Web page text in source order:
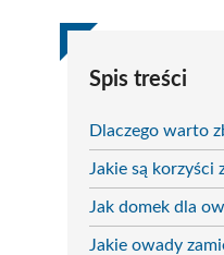
Spis treści
Dlaczego warto
Jakie są
Jak domek dla
Jakie owady